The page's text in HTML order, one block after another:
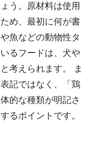
う。原材料は使用
め、最初に何が書
魚などの動物性タ
るフードは、犬や
考えられます。 ま
記ではなく、「鶏
的な種類が明記さ
るポイントです。